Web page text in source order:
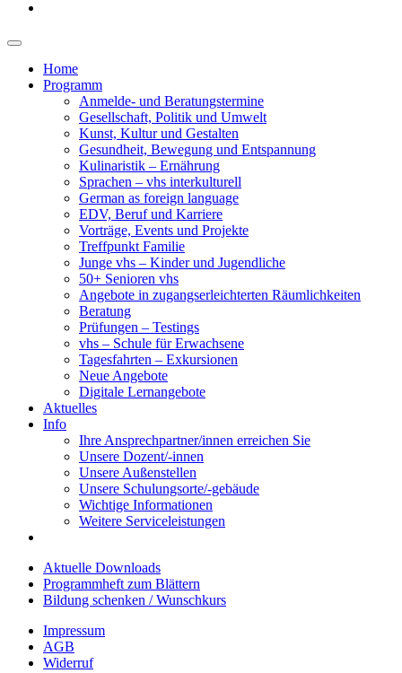
Home
Programm
Anmelde- und Beratungstermine
Gesellschaft, Politik und Umwelt
Kunst, Kultur und Gestalten
Gesundheit, Bewegung und Entspannung
Kulinaristik – Ernährung
Sprachen – vhs interkulturell
German as foreign language
EDV, Beruf und Karriere
Vorträge, Events und Projekte
Treffpunkt Familie
Junge vhs – Kinder und Jugendliche
50+ Senioren vhs
Angebote in zugangserleichterten Räumlichkeiten
Beratung
Prüfungen – Testings
vhs – Schule für Erwachsene
Tagesfahrten – Exkursionen
Neue Angebote
Digitale Lernangebote
Aktuelles
Info
Ihre Ansprechpartner/innen erreichen Sie
Unsere Dozent/-innen
Unsere Außenstellen
Unsere Schulungsorte/-gebäude
Wichtige Informationen
Weitere Serviceleistungen
Aktuelle Downloads
Programmheft zum Blättern
Bildung schenken / Wunschkurs
Impressum
AGB
Widerruf